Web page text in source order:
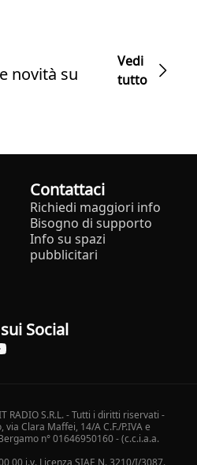
novità su
Vedi
tutto
Contattaci
Richiedi maggiori info
Bisogno di supporto
Info su spazi
pubblicitari
Social
RADIO S.R.L. - Tutti i diritti riservati -
Clara Maffei, 14/A C.F./P.IVA e
n° 01646950160 - (c.c.i.a.a.